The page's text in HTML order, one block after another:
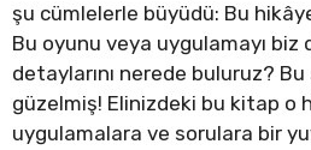
şu cümlelerle büyüdü: Bu
Bu oyunu veya uygulamayı
detaylarını nerede buluruz?
güzelmiş! Elinizdeki bu kitap o
uygulamalara ve sorulara bir